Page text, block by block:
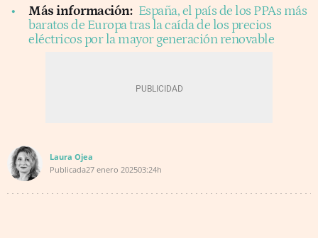
Más información: España, el país de los PPAs más
baratos de Europa tras la caída de los precios
eléctricos por la mayor generación renovable
Laura Ojea
Publicada27 enero 202503:24h